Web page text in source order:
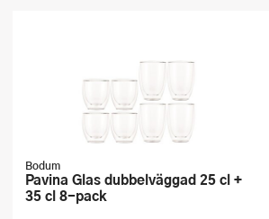
Bodum
Pavina Glas dubbelväggad 25 cl +
35 cl 8-pack